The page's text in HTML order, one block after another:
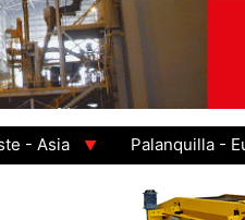
Palanquilla - Europa